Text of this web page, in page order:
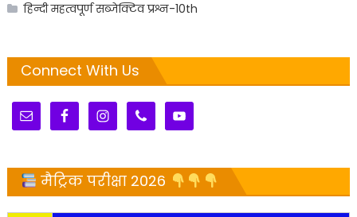
हिन्दी महत्वपूर्ण सब्जेक्टिव प्रश्न-10th
Connect With Us
मैट्रिक परीक्षा 2026